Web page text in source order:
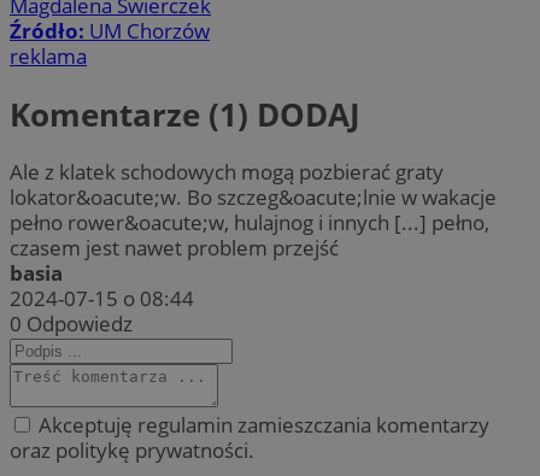
Magdalena Świerczek
Źródło: UM Chorzów
reklama
Komentarze (1) DODAJ
Ale z klatek schodowych mogą pozbierać graty
lokator&oacute;w. Bo szczeg&oacute;lnie w wakacje
pełno rower&oacute;w, hulajnog i innych [...] pełno,
czasem jest nawet problem przejść
basia
2024-07-15 o 08:44
0 Odpowiedz
Akceptuję regulamin zamieszczania komentarzy
oraz politykę prywatności.